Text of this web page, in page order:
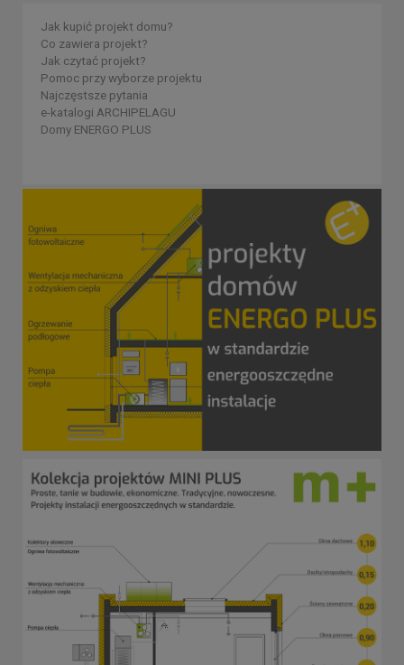
Jak kupić projekt domu?
Co zawiera projekt?
Jak czytać projekt?
Pomoc przy wyborze projektu
Najczęstsze pytania
e-katalogi ARCHIPELAGU
Domy ENERGO PLUS